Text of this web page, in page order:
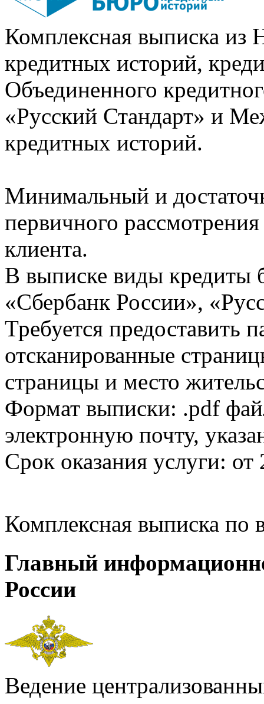
Комплексная выписка из
кредитных историй,
Объединенного
«Русский Стандарт» и
кредитных историй.
Минимальный и
первичного
клиента.
В выписке виды кредиты
«Сбербанк России»,
Требуется предоставить
отсканированные
страницы и место
Формат выписки: .pdf
электронную почту,
Срок оказания услуги: от
Комплексная выписка
Главный
России
Ведение